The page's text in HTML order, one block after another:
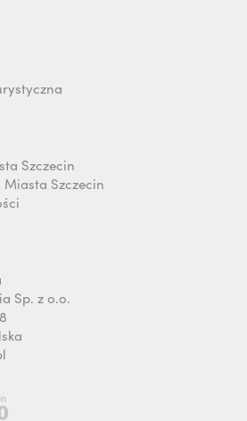
Szczecin
Szczecin
Sp. z o.o.